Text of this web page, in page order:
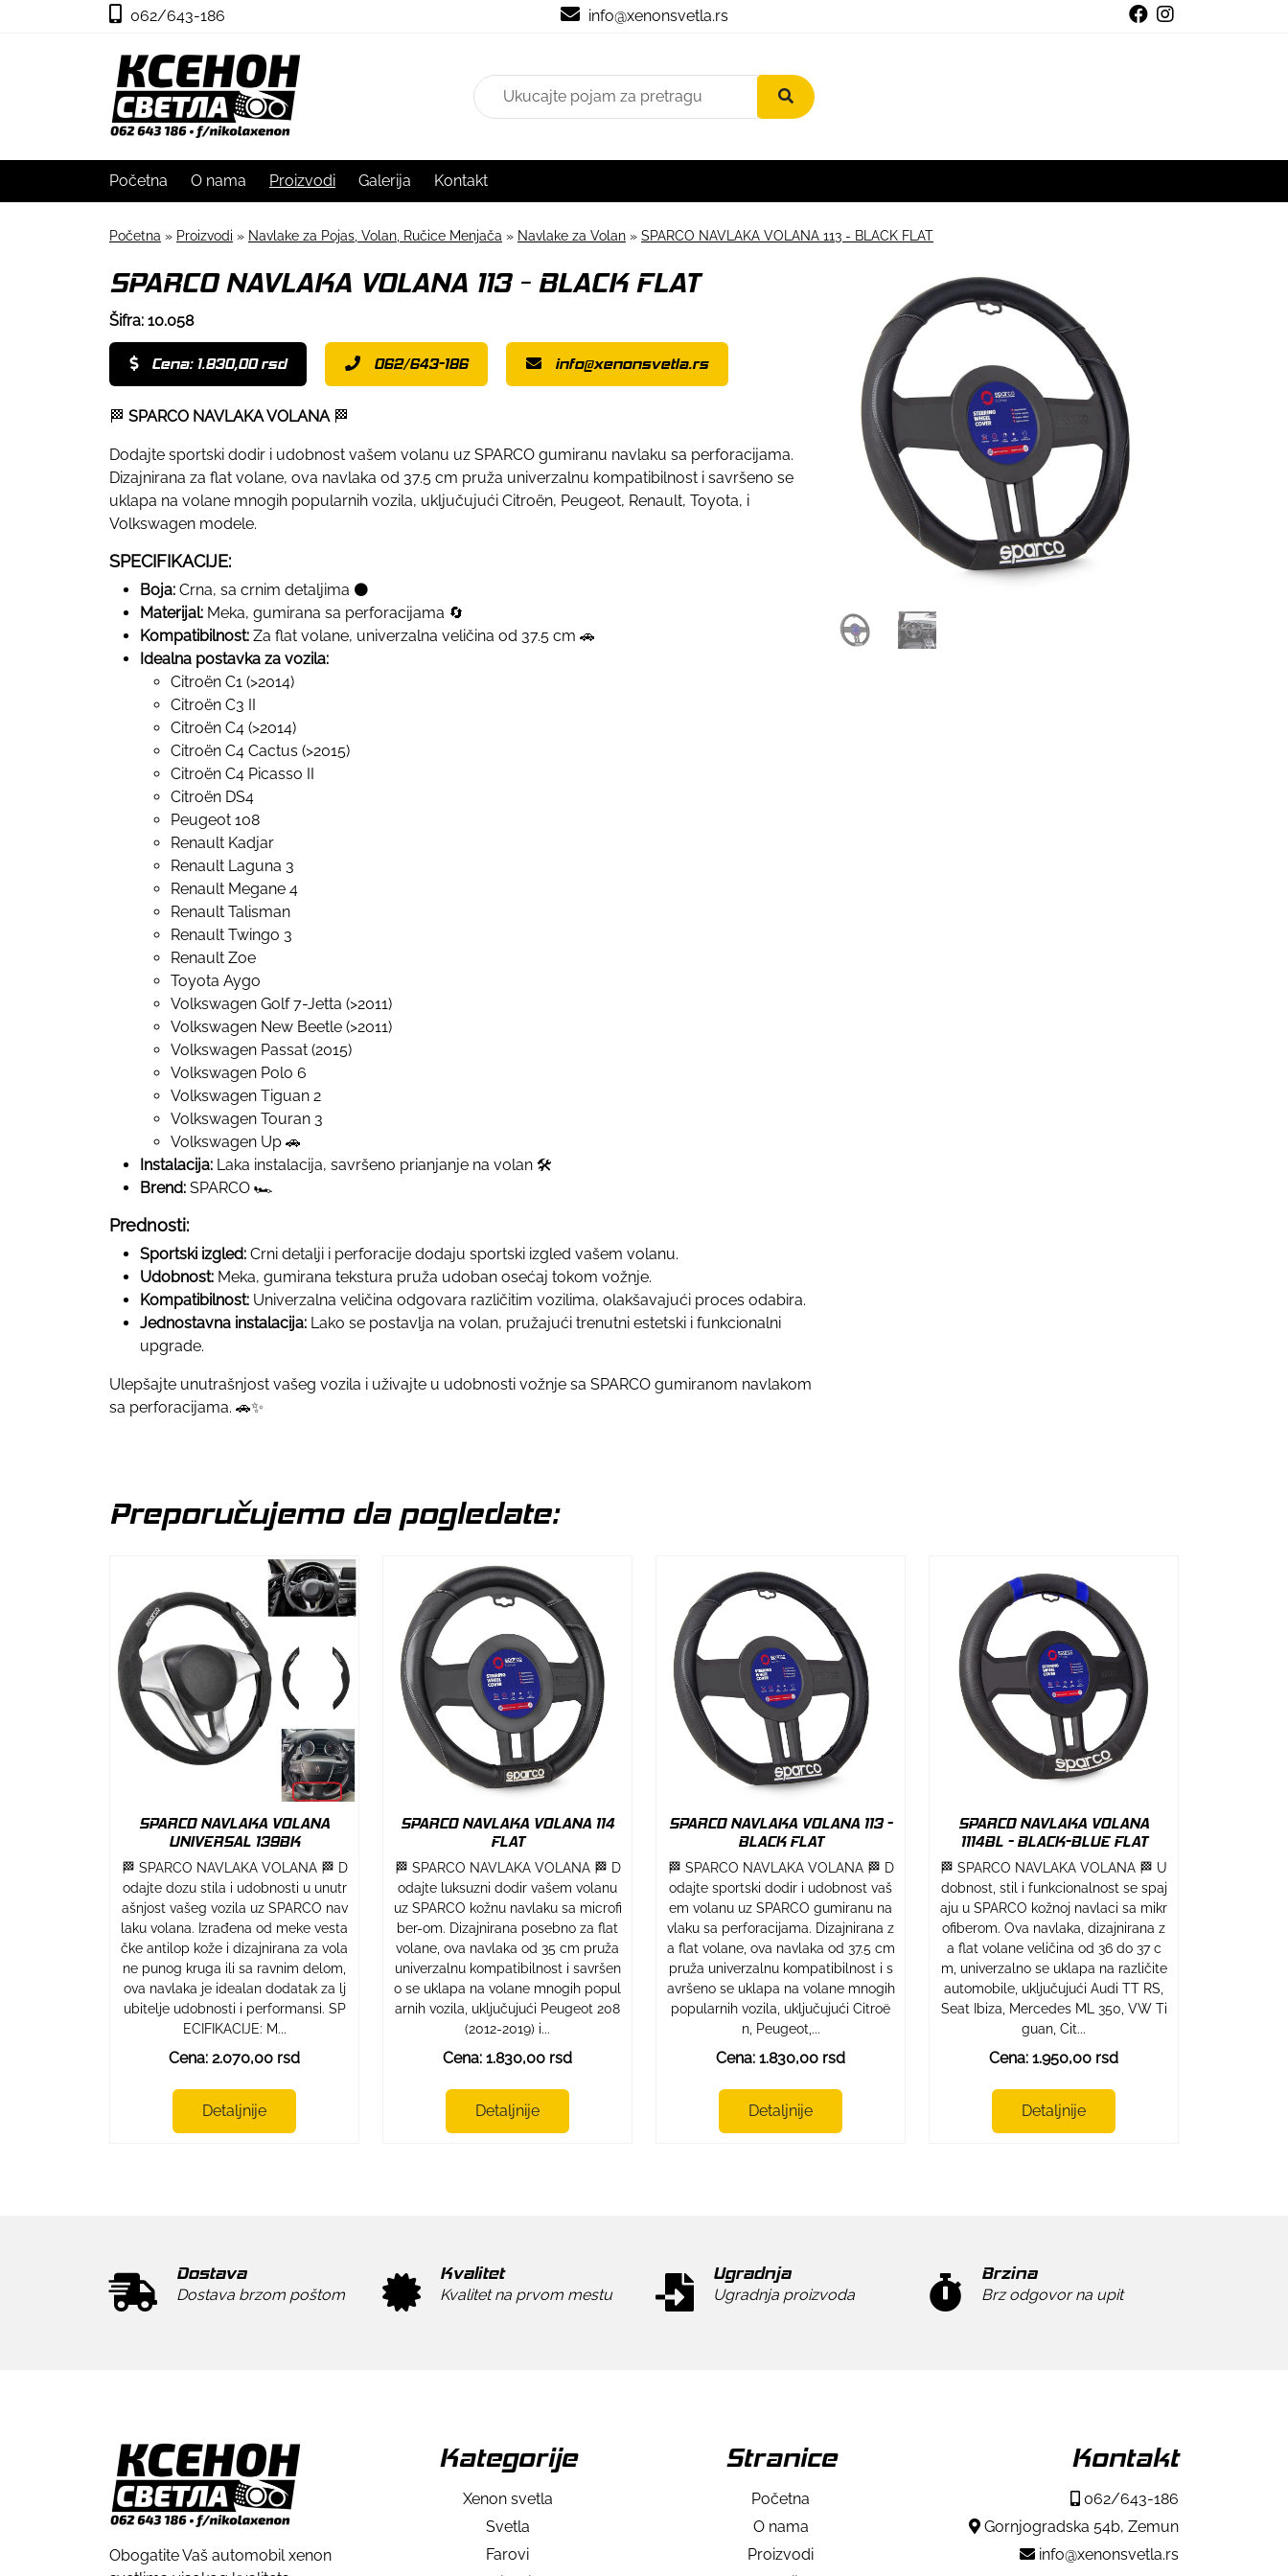
062/643-186 info@xenonsvetla.rs
Početna O nama Proizvodi Galerija Kontakt
Početna » Proizvodi » Navlake za Pojas, Volan, Ručice Menjača » Navlake za Volan » SPARCO NAVLAKA VOLANA 113 - BLACK FLAT
SPARCO NAVLAKA VOLANA 113 - BLACK FLAT
Šifra: 10.058
Cena: 1.830,00 rsd 062/643-186 info@xenonsvetla.rs
🏁 SPARCO NAVLAKA VOLANA 🏁
Dodajte sportski dodir i udobnost vašem volanu uz SPARCO gumiranu navlaku sa perforacijama.
Dizajnirana za flat volane, ova navlaka od 37.5 cm pruža univerzalnu kompatibilnost i savršeno se
uklapa na volane mnogih popularnih vozila, uključujući Citroën, Peugeot, Renault, Toyota, i
Volkswagen modele.
SPECIFIKACIJE:
Boja: Crna, sa crnim detaljima ⚫
Materijal: Meka, gumirana sa perforacijama 🔄
Kompatibilnost: Za flat volane, univerzalna veličina od 37.5 cm 🚗
Idealna postavka za vozila:
Citroën C1 (>2014)
Citroën C3 II
Citroën C4 (>2014)
Citroën C4 Cactus (>2015)
Citroën C4 Picasso II
Citroën DS4
Peugeot 108
Renault Kadjar
Renault Laguna 3
Renault Megane 4
Renault Talisman
Renault Twingo 3
Renault Zoe
Toyota Aygo
Volkswagen Golf 7-Jetta (>2011)
Volkswagen New Beetle (>2011)
Volkswagen Passat (2015)
Volkswagen Polo 6
Volkswagen Tiguan 2
Volkswagen Touran 3
Volkswagen Up 🚗
Instalacija: Laka instalacija, savršeno prianjanje na volan 🛠️
Brend: SPARCO 🏎️
Prednosti:
Sportski izgled: Crni detalji i perforacije dodaju sportski izgled vašem volanu.
Udobnost: Meka, gumirana tekstura pruža udoban osećaj tokom vožnje.
Kompatibilnost: Univerzalna veličina odgovara različitim vozilima, olakšavajući proces odabira.
Jednostavna instalacija: Lako se postavlja na volan, pružajući trenutni estetski i funkcionalni
upgrade.
Ulepšajte unutrašnjost vašeg vozila i uživajte u udobnosti vožnje sa SPARCO gumiranom navlakom
sa perforacijama. 🚗✨
Preporučujemo da pogledate:
SPARCO NAVLAKA VOLANA
UNIVERSAL 139BK
🏁 SPARCO NAVLAKA VOLANA 🏁 D
odajte dozu stila i udobnosti u unutr
ašnjost vašeg vozila uz SPARCO nav
laku volana. Izrađena od meke vesta
čke antilop kože i dizajnirana za vola
ne punog kruga ili sa ravnim delom,
ova navlaka je idealan dodatak za lj
ubitelje udobnosti i performansi. SP
ECIFIKACIJE: M...
Cena: 2.070,00 rsd
Detaljnije
SPARCO NAVLAKA VOLANA 114
FLAT
🏁 SPARCO NAVLAKA VOLANA 🏁 D
odajte luksuzni dodir vašem volanu
uz SPARCO kožnu navlaku sa microfi
ber-om. Dizajnirana posebno za flat
volane, ova navlaka od 35 cm pruža
univerzalnu kompatibilnost i savršen
o se uklapa na volane mnogih popul
arnih vozila, uključujući Peugeot 208
(2012-2019) i...
Cena: 1.830,00 rsd
Detaljnije
SPARCO NAVLAKA VOLANA 113 -
BLACK FLAT
🏁 SPARCO NAVLAKA VOLANA 🏁 D
odajte sportski dodir i udobnost vaš
em volanu uz SPARCO gumiranu na
vlaku sa perforacijama. Dizajnirana z
a flat volane, ova navlaka od 37.5 cm
pruža univerzalnu kompatibilnost i s
avršeno se uklapa na volane mnogih
popularnih vozila, uključujući Citroë
n, Peugeot,...
Cena: 1.830,00 rsd
Detaljnije
SPARCO NAVLAKA VOLANA
1114BL - BLACK-BLUE FLAT
🏁 SPARCO NAVLAKA VOLANA 🏁 U
dobnost, stil i funkcionalnost se spaj
aju u SPARCO kožnoj navlaci sa mikr
ofiberom. Ova navlaka, dizajnirana z
a flat volane veličina od 36 do 37 c
m, univerzalno se uklapa na različite
automobile, uključujući Audi TT RS,
Seat Ibiza, Mercedes ML 350, VW Ti
guan, Cit...
Cena: 1.950,00 rsd
Detaljnije
Dostava
Dostava brzom poštom
Kvalitet
Kvalitet na prvom mestu
Ugradnja
Ugradnja proizvoda
Brzina
Brz odgovor na upit
Obogatite Vaš automobil xenon
Kategorije
Xenon svetla
Svetla
Farovi
Stranice
Početna
O nama
Proizvodi
Kontakt
062/643-186
Gornjogradska 54b, Zemun
info@xenonsvetla.rs